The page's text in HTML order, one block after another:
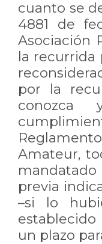
cuanto se
4881 de
Asociación
la recurrida
por la
conozca
Amateur,
previa
–si lo
un plazo